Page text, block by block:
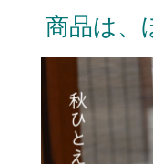
商品は、